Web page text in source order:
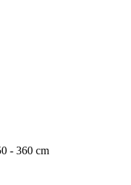
- 360 cm